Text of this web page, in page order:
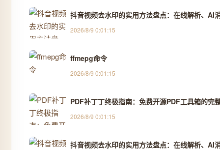
抖音视频去水印的实用方法盘点：在线解析、AI
2026/8/9 0:01:15
ffmepg命令
2026/8/9 0:01:15
PDF补丁丁终极指南：免费开源PDF工具箱的完
2026/8/9 0:01:15
抖音视频去水印的实用方法盘点：在线解析、AI